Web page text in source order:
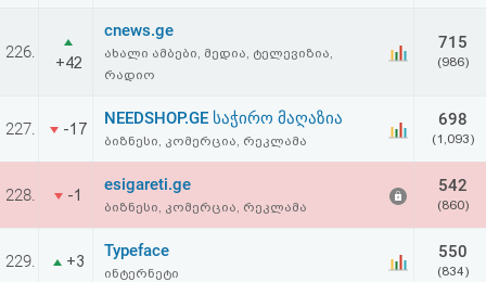
კოდი
სალიცენზიო
შეთანხმება
პასუხისმგებლობის
226.
+42
cnews.ge
ახალი ამბები, მედია, ტელევიზია,
რადიო
715
(986)
227. -17
NEEDSHOP.GE საჭირო მაღაზია
ბიზნესი, კომერცია, რეკლამა
698
(1,093)
228. -1
esigareti.ge
ბიზნესი, კომერცია, რეკლამა
542
(860)
229. +3
Typeface
ინტერნეტი
550
(834)